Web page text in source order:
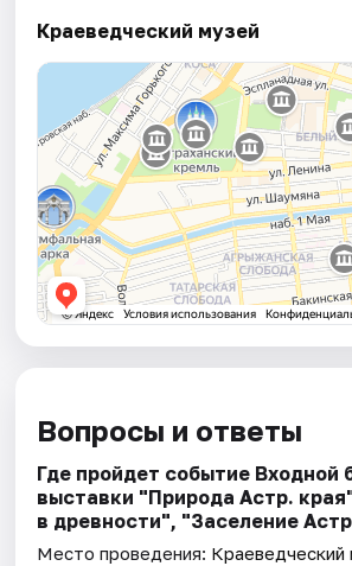
Краеведческий музей
Вопросы и ответы
Где пройдет событие Входной
выставки "Природа Астр.
в древности", "Заселение
Место проведения: Краеведческий